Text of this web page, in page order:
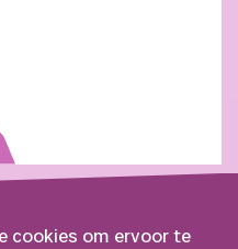
cookies om ervoor te